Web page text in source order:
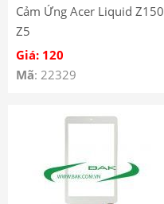
Cảm Ứng Acer Liquid Z150
Z5
Giá: 120
Mã: 22329